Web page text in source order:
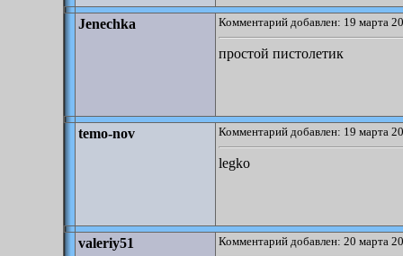
Jenechka Комментарий добавлен: 19 марта
простой пистолетик
temo-nov Комментарий добавлен: 19 марта
legko
valeriy51 Комментарий добавлен: 20 марта